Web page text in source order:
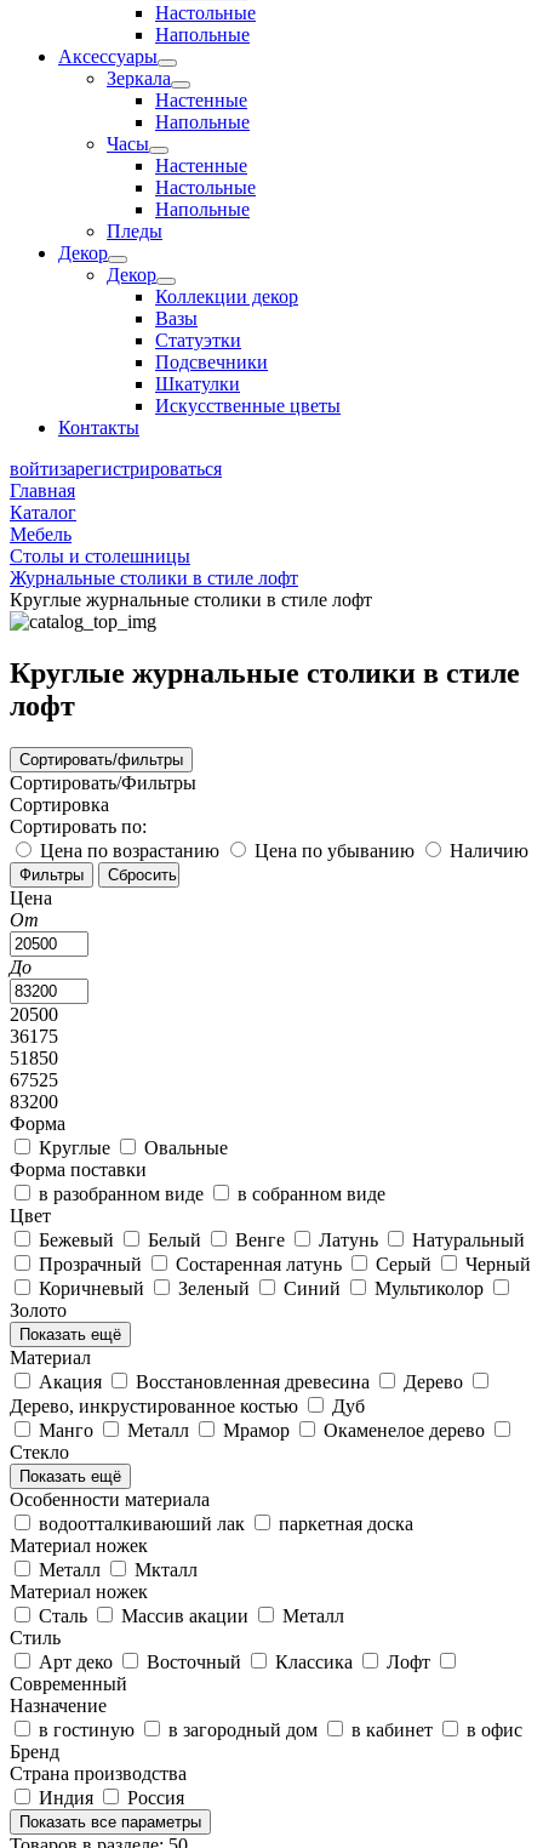
Настольные
Напольные
Аксессуары
Зеркала
Настенные
Напольные
Часы
Настенные
Настольные
Напольные
Пледы
Декор
Декор
Коллекции декор
Вазы
Статуэтки
Подсвечники
Шкатулки
Искусственные цветы
Контакты
войтизарегистрироваться
Главная
Каталог
Мебель
Столы и столешницы
Журнальные столики в стиле лофт
Круглые журнальные столики в стиле лофт
Круглые журнальные столики в стиле
лофт
Сортировать/фильтры
Сортировать/Фильтры
Сортировка
Сортировать по:
Цена по возрастанию
Цена по убыванию Наличию
Цена
От
До
20500
36175
51850
67525
83200
Форма
Круглые
Овальные
Форма поставки
в разобранном виде
в собранном виде
Цвет
Бежевый
Белый Венге Латунь
Натуральный
Прозрачный
Состаренная латунь Серый
Черный
Коричневый
Зеленый Синий
Мультиколор
Золото
Показать ещё
Материал
Акация
Восстановленная древесина
Дерево
Дерево, инкрустированное костью
Дуб
Манго
Металл Мрамор
Окаменелое дерево
Стекло
Показать ещё
Особенности материала
водоотталкиваюший лак
паркетная доска
Материал ножек
Металл
Мкталл
Материал ножек
Cталь
Массив акации
Металл
Стиль
Арт деко
Восточный Классика
Лофт
Современный
Назначение
в гостиную
в загородный дом в кабинет
в офис
Бренд
Страна производства
Индия
Россия
Показать все параметры